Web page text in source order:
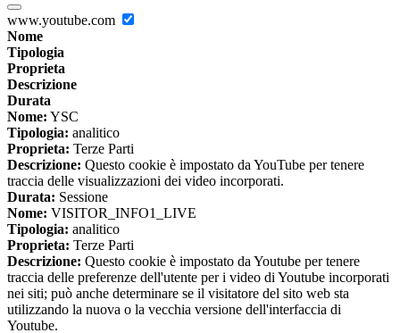
www.youtube.com
Nome
Tipologia
Proprieta
Descrizione
Durata
Nome: YSC
Tipologia: analitico
Proprieta: Terze Parti
Descrizione: Questo cookie è impostato da YouTube per tenere
traccia delle visualizzazioni dei video incorporati.
Durata: Sessione
Nome: VISITOR_INFO1_LIVE
Tipologia: analitico
Proprieta: Terze Parti
Descrizione: Questo cookie è impostato da Youtube per tenere
traccia delle preferenze dell'utente per i video di Youtube incorporati
nei siti; può anche determinare se il visitatore del sito web sta
utilizzando la nuova o la vecchia versione dell'interfaccia di
Youtube.